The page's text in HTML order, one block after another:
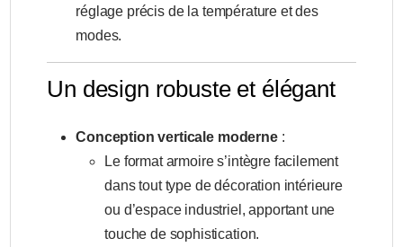
réglage précis de la température et des
modes.
Un design robuste et élégant
Conception verticale moderne:
Le format armoire s’intègre facilement
dans tout type de décoration intérieure
ou d’espace industriel, apportant une
touche de sophistication.